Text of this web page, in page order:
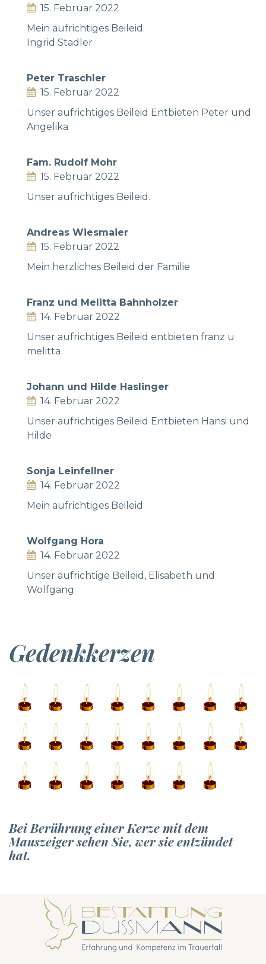
15. Februar 2022
Mein aufrichtiges Beileid.
Ingrid Stadler
Peter Traschler
15. Februar 2022
Unser aufrichtiges Beileid Entbieten Peter und
Angelika
Fam. Rudolf Mohr
15. Februar 2022
Unser aufrichtiges Beileid.
Andreas Wiesmaier
15. Februar 2022
Mein herzliches Beileid der Familie
Franz und Melitta Bahnholzer
14. Februar 2022
Unser aufrichtiges Beileid entbieten franz u
melitta
Johann und Hilde Haslinger
14. Februar 2022
Unser aufrichtiges Beileid Entbieten Hansi und
Hilde
Sonja Leinfellner
14. Februar 2022
Mein aufrichtiges Beileid
Wolfgang Hora
14. Februar 2022
Unser aufrichtige Beileid, Elisabeth und
Wolfgang
Gedenkkerzen
Bei Berührung einer Kerze mit dem
Mauszeiger sehen Sie, wer sie entzündet
hat.